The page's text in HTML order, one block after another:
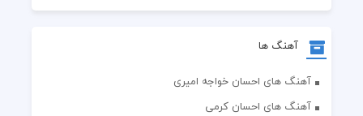
آهنگ ها
آهنگ های احسان خواجه امیری
آهنگ های احسان کرمی